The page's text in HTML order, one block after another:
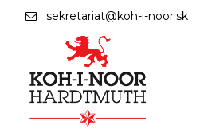
sekretariat@koh-i-noor.sk